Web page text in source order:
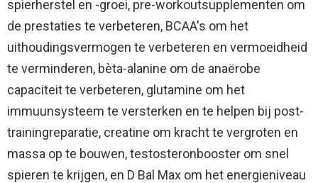
spierherstel en -groei, pre-workoutsupplementen om
de prestaties te verbeteren, BCAA's om het
uithoudingsvermogen te verbeteren en vermoeidheid
te verminderen, bèta-alanine om de anaërobe
capaciteit te verbeteren, glutamine om het
immuunsysteem te versterken en te helpen bij post-
trainingreparatie, creatine om kracht te vergroten en
massa op te bouwen, testosteronbooster om snel
spieren te krijgen, en D Bal Max om het energieniveau